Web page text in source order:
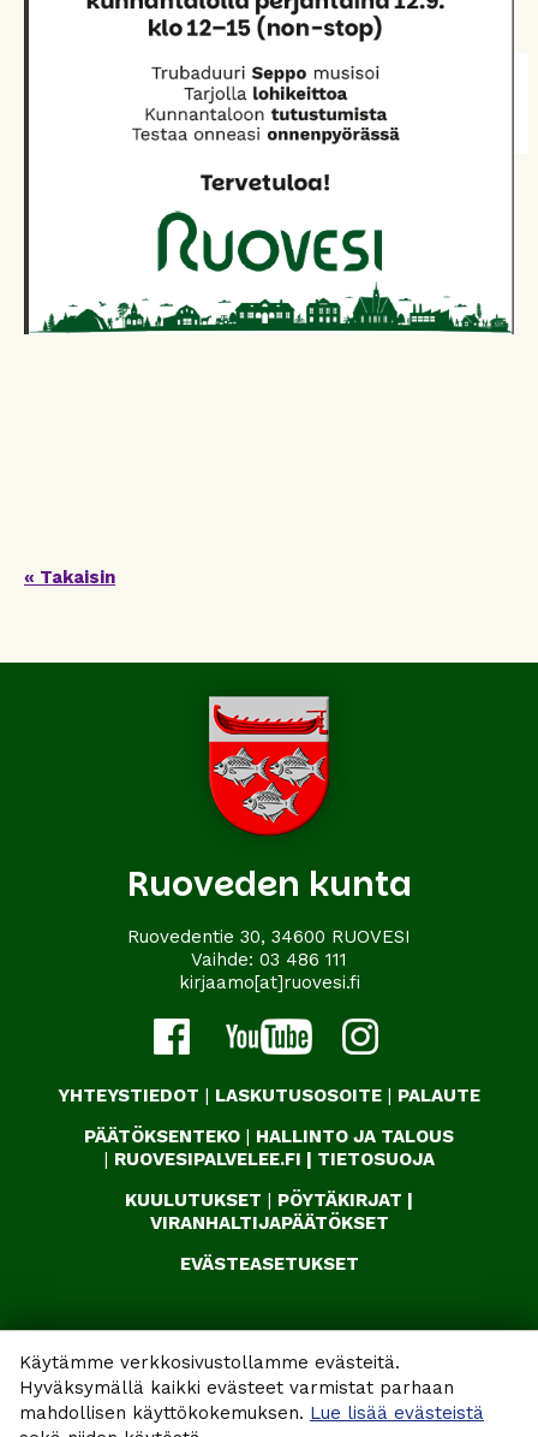
Käytämme verkkosivustollamme evästeitä.
Hyväksymällä kaikki evästeet varmistat parhaan
mahdollisen käyttökokemuksen. Lue lisää evästeistä
« Takaisin
Ruoveden kunta
Ruovedentie 30, 34600 RUOVESI
Vaihde: 03 486 111
kirjaamo[at]ruovesi.fi
YHTEYSTIEDOT | LASKUTUSOSOITE | PALAUTE
PÄÄTÖKSENTEKO | HALLINTO JA TALOUS
| RUOVESIPALVELEE.FI | TIETOSUOJA
KUULUTUKSET | PÖYTÄKIRJAT |
VIRANHALTIJAPÄÄTÖKSET
EVÄSTEASETUKSET